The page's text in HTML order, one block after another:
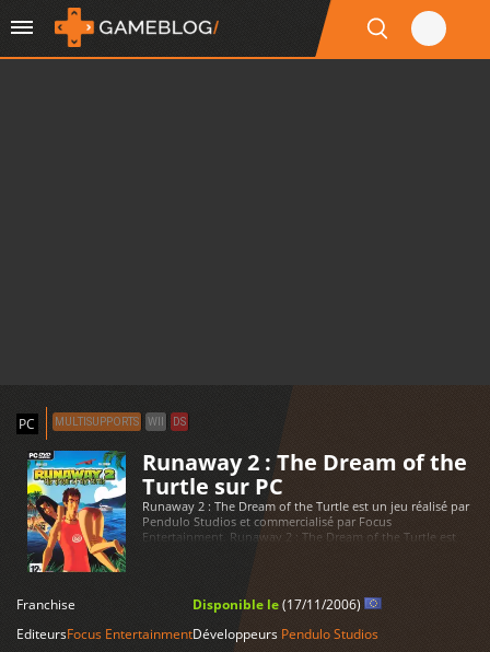
PC MULTISUPPORTS WII DS
Runaway 2 : The Dream of the
Turtle sur PC
Runaway 2 : The Dream of the Turtle est un jeu réalisé par
Pendulo Studios et commercialisé par Focus
Entertainment. Runaway 2 : The Dream of the Turtle est
Franchise
EditeursFocus Entertainment
Disponible le(17/11/2006)
Développeurs Pendulo Studios